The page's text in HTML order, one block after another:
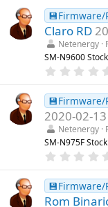
💾Firmware/
Claro RD
Netenergy
SM-N9600
💾Firmware/
2020-02-13
Netenergy
SM-N975F
💾Firmware/
Rom